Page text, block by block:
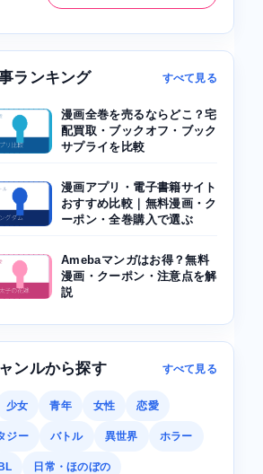
ランキング すべて見る
漫画全巻を売るならどこ？宅
配買取・ブックオフ・ブック
サプライを比較
漫画アプリ・電子書籍サイト
おすすめ比較｜無料漫画・ク
ーポン・全巻購入で選ぶ
Amebaマンガはお得？無料
漫画・クーポン・注意点を解
説
ンルから探す すべて見る
少女 青年 女性 恋愛
ジー バトル 異世界 ホラー
BL 日常・ほのぼの